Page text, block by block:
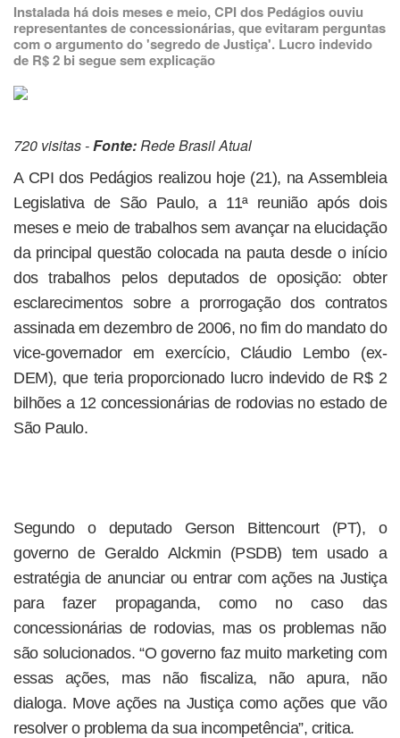
Instalada há dois meses e meio, CPI dos Pedágios ouviu
representantes de concessionárias, que evitaram perguntas
com o argumento do 'segredo de Justiça'. Lucro indevido
de R$ 2 bi segue sem explicação
720 visitas -Fonte:Rede Brasil Atual
A CPI dos Pedágios realizou hoje (21), na Assembleia
Legislativa de São Paulo, a 11ª reunião após dois
meses e meio de trabalhos sem avançar na elucidação
da principal questão colocada na pauta desde o início
dos trabalhos pelos deputados de oposição: obter
esclarecimentos sobre a prorrogação dos contratos
assinada em dezembro de 2006, no fim do mandato do
vice-governador em exercício, Cláudio Lembo (ex-
DEM), que teria proporcionado lucro indevido de R$ 2
bilhões a 12 concessionárias de rodovias no estado de
São Paulo.
Segundo o deputado Gerson Bittencourt (PT), o
governo de Geraldo Alckmin (PSDB) tem usado a
estratégia de anunciar ou entrar com ações na Justiça
para fazer propaganda, como no caso das
concessionárias de rodovias, mas os problemas não
são solucionados. “O governo faz muito marketing com
essas ações, mas não fiscaliza, não apura, não
dialoga. Move ações na Justiça como ações que vão
resolver o problema da sua incompetência”, critica.